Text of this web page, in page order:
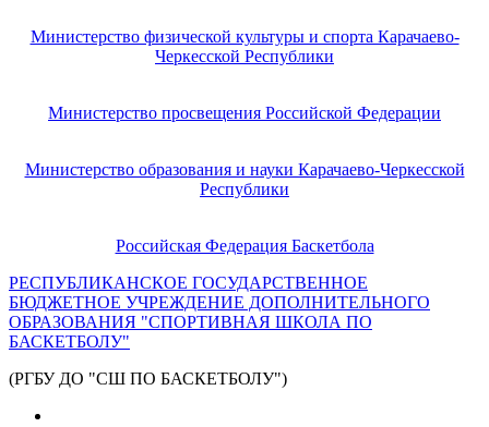
Министерство физической культуры и спорта Карачаево-
Черкесской Республики
Министерство просвещения Российской Федерации
Министерство образования и науки Карачаево-Черкесской
Республики
Российская Федерация Баскетбола
РЕСПУБЛИКАНСКОЕ ГОСУДАРСТВЕННОЕ
БЮДЖЕТНОЕ УЧРЕЖДЕНИЕ ДОПОЛНИТЕЛЬНОГО
ОБРАЗОВАНИЯ "СПОРТИВНАЯ ШКОЛА ПО
БАСКЕТБОЛУ"
(РГБУ ДО "СШ ПО БАСКЕТБОЛУ")